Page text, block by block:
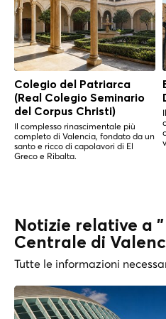
Colegio del Patriarca
(Real Colegio Seminario
del Corpus Christi)
Il complesso rinascimentale più
completo di Valencia, fondato da un
santo e ricco di capolavori di El
Greco e Ribalta.
Notizie relative a
Centrale di
Tutte le informazioni